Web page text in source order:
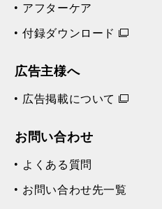
アフターケア
付録ダウンロード
広告主様へ
広告掲載について
お問い合わせ
よくある質問
お問い合わせ先一覧